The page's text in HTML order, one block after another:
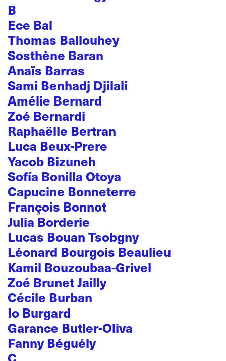
B
Ece Bal
Thomas Ballouhey
Sosthène Baran
Anaïs Barras
Sami Benhadj Djilali
Amélie Bernard
Zoé Bernardi
Raphaëlle Bertran
Luca Beux-Prere
Yacob Bizuneh
Sofía Bonilla Otoya
Capucine Bonneterre
François Bonnot
Julia Borderie
Lucas Bouan Tsobgny
Léonard Bourgois Beaulieu
Kamil Bouzoubaa-Grivel
Zoé Brunet Jailly
Cécile Burban
Io Burgard
Garance Butler-Oliva
Fanny Béguély